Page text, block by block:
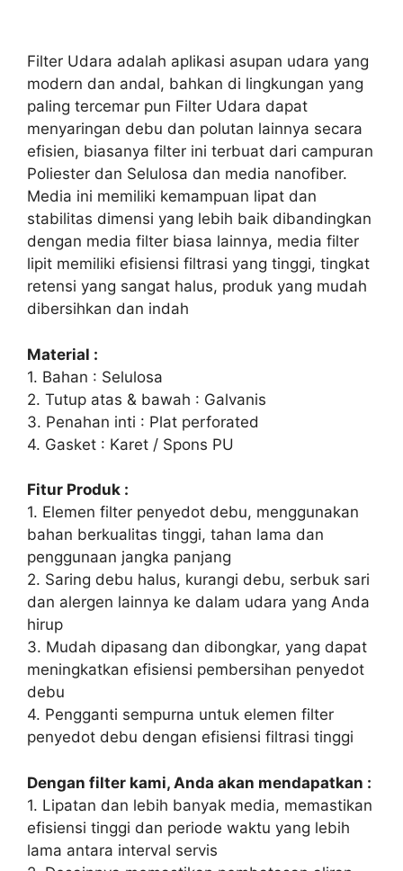
Filter Udara adalah aplikasi asupan udara yang
modern dan andal, bahkan di lingkungan yang
paling tercemar pun Filter Udara dapat
menyaringan debu dan polutan lainnya secara
efisien, biasanya filter ini terbuat dari campuran
Poliester dan Selulosa dan media nanofiber.
Media ini memiliki kemampuan lipat dan
stabilitas dimensi yang lebih baik dibandingkan
dengan media filter biasa lainnya, media filter
lipit memiliki efisiensi filtrasi yang tinggi, tingkat
retensi yang sangat halus, produk yang mudah
dibersihkan dan indah
Material :
1. Bahan : Selulosa
2. Tutup atas & bawah : Galvanis
3. Penahan inti : Plat perforated
4. Gasket : Karet / Spons PU
Fitur Produk :
1. Elemen filter penyedot debu, menggunakan
bahan berkualitas tinggi, tahan lama dan
penggunaan jangka panjang
2. Saring debu halus, kurangi debu, serbuk sari
dan alergen lainnya ke dalam udara yang Anda
hirup
3. Mudah dipasang dan dibongkar, yang dapat
meningkatkan efisiensi pembersihan penyedot
debu
4. Pengganti sempurna untuk elemen filter
penyedot debu dengan efisiensi filtrasi tinggi
Dengan filter kami, Anda akan mendapatkan :
1. Lipatan dan lebih banyak media, memastikan
efisiensi tinggi dan periode waktu yang lebih
lama antara interval servis